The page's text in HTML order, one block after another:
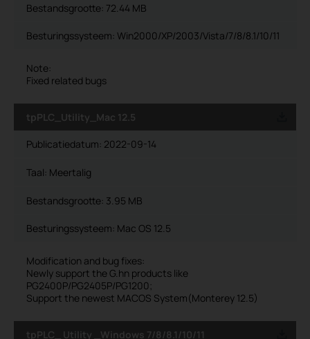
Bestandsgrootte: 72.44 MB
Besturingssysteem: Win2000/XP/2003/Vista/7/8/8.1/10/11
Note:
Fixed related bugs
tpPLC_Utility_Mac 12.5
Publicatiedatum: 2022-09-14
Taal: Meertalig
Bestandsgrootte: 3.95 MB
Besturingssysteem: Mac OS 12.5
Modification and bug fixes:
Newly support the G.hn products like
PG2400P/PG2405P/PG1200;
Support the newest MACOS System(Monterey 12.5)
tpPLC_ Utility _Windows 7/8/8.1/10/11